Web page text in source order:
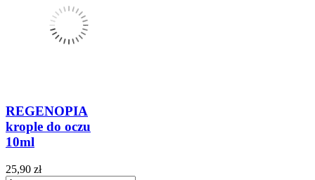
REGENOPIA
krople do oczu
10ml
25,90 zł